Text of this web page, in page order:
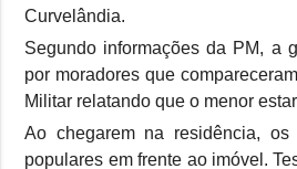
Curvelândia.
Segundo informações da PM, a
por moradores que
Militar relatando que o menor
Ao chegarem na residência, os
populares em frente ao imóvel.